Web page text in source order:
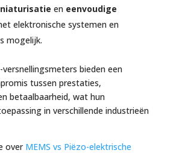
en eenvoudige
elektronische systemen en
mogelijk.
bieden een
tussen prestaties,
betaalbaarheid, wat hun
in verschillende industrieën
over MEMS vs Piëzo-elektrische